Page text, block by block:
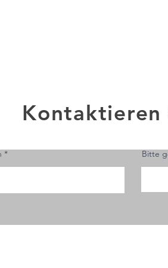
Kontaktieren
Bitte